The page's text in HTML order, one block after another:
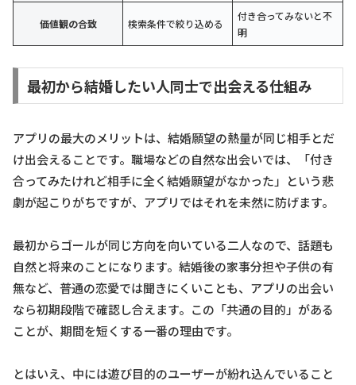
価値観の合致 検索条件で絞り込める
付き合ってみないと不
明
最初から結婚したい人同士で出会える仕組み
アプリの最大のメリットは、結婚願望の熱量が同じ相手とだ
け出会えることです。職場などの自然な出会いでは、「付き
合ってみたけれど相手に全く結婚願望がなかった」という悲
劇が起こりがちですが、アプリではそれを未然に防げます。
最初からゴールが同じ方向を向いている二人なので、話題も
自然と将来のことになります。結婚後の家事分担や子供の有
無など、普通の恋愛では聞きにくいことも、アプリの出会い
なら初期段階で確認し合えます。この「共通の目的」がある
ことが、期間を短くする一番の理由です。
とはいえ、中には遊び目的のユーザーが紛れ込んでいること